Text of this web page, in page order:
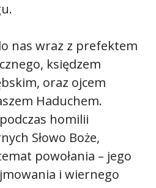
nas wraz z prefektem
księdzem
oraz ojcem
Haduchem.
homilii
Słowo Boże,
powołania – jego
i wiernego